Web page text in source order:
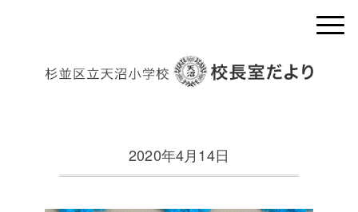
2020年4月14日